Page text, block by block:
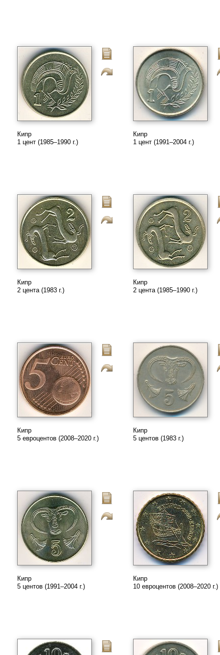
Кипр
1 цент (1985–1990 г.)
Кипр
1 цент (1991–2004 г.)
Кипр
2 цента (1983 г.)
Кипр
2 цента (1985–1990 г.)
Кипр
5 евроцентов (2008–2020 г.)
Кипр
5 центов (1983 г.)
Кипр
5 центов (1991–2004 г.)
Кипр
10 евроцентов (2008–2020 г.)